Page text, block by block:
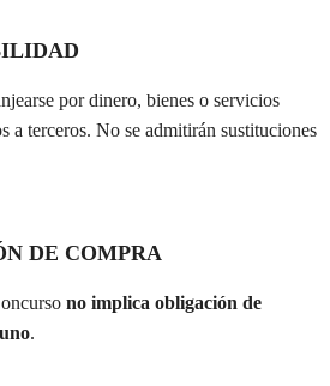
por dinero, bienes o servicios
a terceros. No se admitirán sustituciones
DE COMPRA
no implica obligación de
.